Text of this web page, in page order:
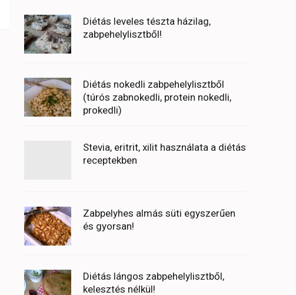
Diétás leveles tészta házilag,
zabpehelylisztből!
Diétás nokedli zabpehelylisztből
(túrós zabnokedli, protein nokedli,
prokedli)
Stevia, eritrit, xilit használata a diétás
receptekben
Zabpelyhes almás süti egyszerűen
és gyorsan!
Diétás lángos zabpehelylisztből,
kelesztés nélkül!